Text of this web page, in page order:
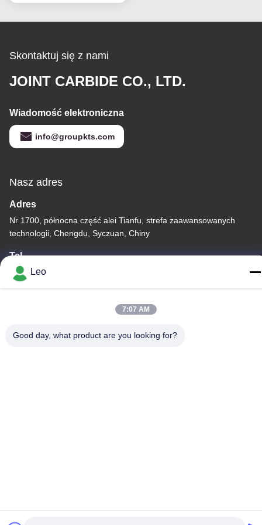
Skontaktuj się z nami
JOINT CARBIDE CO., LTD.
Wiadomość elektroniczna
info@groupkts.com
Nasz adres
Adres
Nr 1700, północna część alei Tianfu, strefa zaawansowanych
technologii, Chengdu, Syczuan, Chiny
Tel.
86--18483668520
Polityka prywatności|Sitemap
Leo
7:07 AM
Good day, what product are you looking for?